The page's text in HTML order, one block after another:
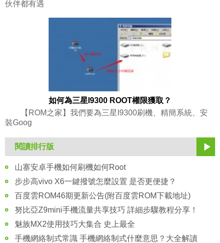
伙伴都有遇
如何為三星I9300 ROOT權限獲取？
【ROM之家】我們要為三星I9300刷機、精簡系統、安
裝Goog
閱讀排行版
山寨安卓手機如何刷機如何Root
步步高vivo X6一鍵撥號怎麼設置 是否更便捷？
百度雲ROM46期更新公告(附百度雲ROM下載地址)
努比亞Z9mini手機流量共享技巧 詳細步驟教程分享！
魅族MX2使用技巧大集合 史上最全
手機網絡制式常識 手機網絡制式什麼意思？大全解讀